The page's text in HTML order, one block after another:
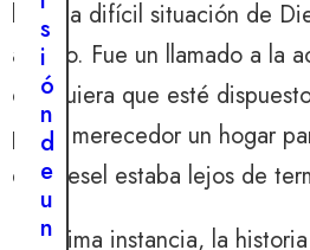
llevó la difícil situación de
amplio. Fue un llamado a la
cualquiera que esté
perro merecedor un hogar
de Diesel estaba lejos de
En última instancia, la
m
u
e
s
t
r
a
e
l
s
i
ó
n
d
e
u
n